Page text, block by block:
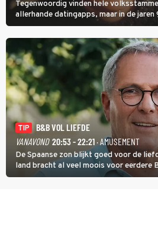
Tegenwoordig vinden hele
allerhande datingapps, maar in de
nog in de kinderschoenen. In de film
terug.
TIP
B&B VOL LIEFDE
VANAVOND 20:53 - 22:21· AMUSEMENT
De Spaanse zon blijkt goed voor de
land bracht al veel moois voor eerdere
partners. Ook Paul runt zijn